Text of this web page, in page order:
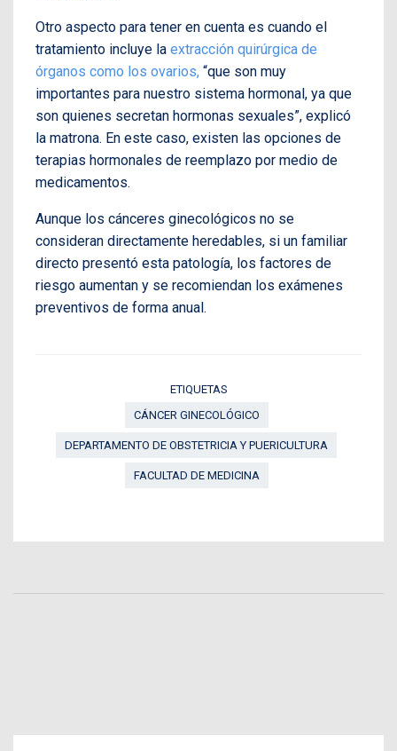
Otro aspecto para tener en cuenta es cuando el
tratamiento incluye la extracción quirúrgica de
órganos como los ovarios, “que son muy
importantes para nuestro sistema hormonal, ya que
son quienes secretan hormonas sexuales”, explicó
la matrona. En este caso, existen las opciones de
terapias hormonales de reemplazo por medio de
medicamentos.
Aunque los cánceres ginecológicos no se
consideran directamente heredables, si un familiar
directo presentó esta patología, los factores de
riesgo aumentan y se recomiendan los exámenes
preventivos de forma anual.
ETIQUETAS
CÁNCER GINECOLÓGICO
DEPARTAMENTO DE OBSTETRICIA Y PUERICULTURA
FACULTAD DE MEDICINA